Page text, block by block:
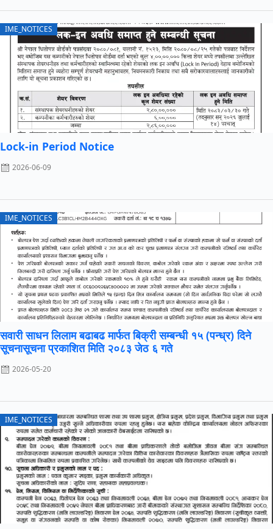
IME_NOTICES
Lock-in Period Notice
2026-06-09
IME_NOTICES
सवारी साधन लिलाम बढाबढ मार्फत बिक्री सम्बन्धी १५ (पन्ध्र) दिने
सूचनासूचना प्रकाशित मिति २०८३ जेठ ६ गते
2026-05-20
IME_NOTICES